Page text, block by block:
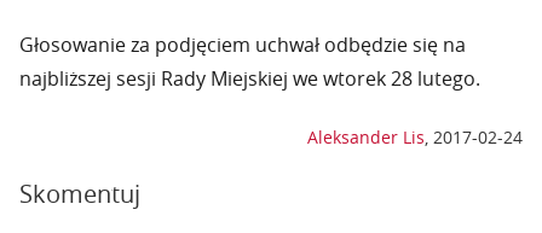
Głosowanie za podjęciem uchwał odbędzie się na
najbliższej sesji Rady Miejskiej we wtorek 28 lutego.
Aleksander Lis, 2017-02-24
Skomentuj